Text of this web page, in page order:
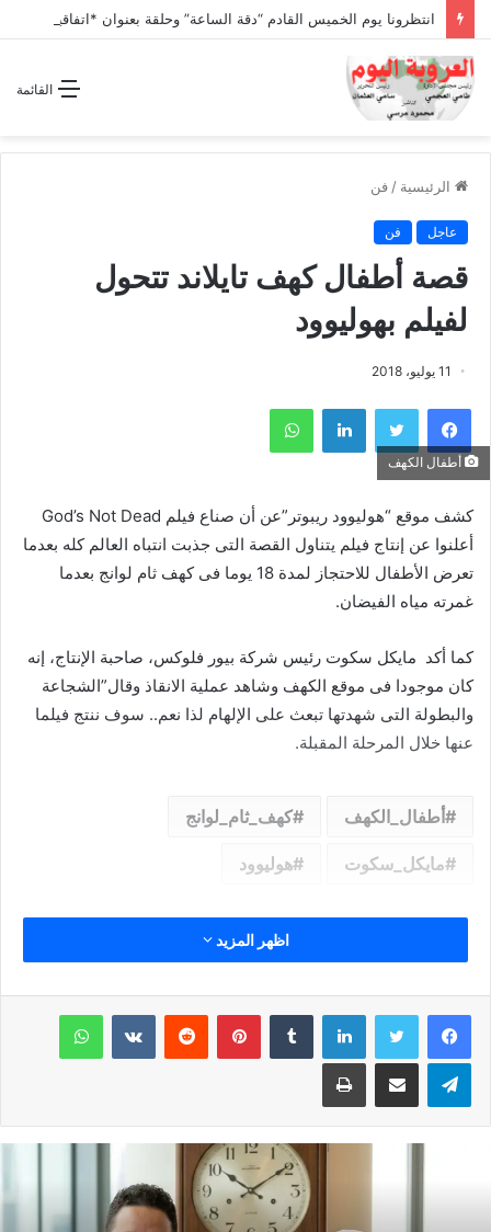
القائمة
الرئيسية / فن
عاجل فن
قصة أطفال كهف تايلاند تتحول
لفيلم بهوليوود
11 يوليو، 2018
فيسبوك تويتر لينكدإن واتساب
أطفال الكهف
كشف موقع “هوليوود ريبوتر”عن أن صناع فيلم God’s Not Dead
أعلنوا عن إنتاج فيلم يتناول القصة التى جذبت انتباه العالم كله بعدما
تعرض الأطفال للاحتجاز لمدة 18 يوما فى كهف ثام لوانج بعدما
غمرته مياه الفيضان.
كما أكد مايكل سكوت رئيس شركة بيور فلوكس، صاحبة الإنتاج، إنه
كان موجودا فى موقع الكهف وشاهد عملية الانقاذ وقال”الشجاعة
والبطولة التى شهدتها تبعث على الإلهام لذا نعم.. سوف ننتج فيلما
عنها خلال المرحلة المقبلة.
أطفال_الكهف كهف_ثام_لوانج
مايكل_سكوت هوليوود
اظهر المزيد
لينكدإن بينتيريست واتساب
تيلقرام مشاركة عبر البريد طباعة